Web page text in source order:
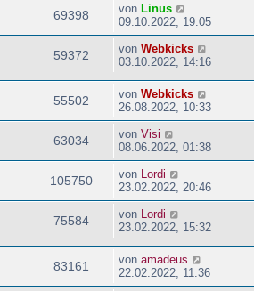
69398 von Linus
09.10.2022, 19:05
59372 von Webkicks
03.10.2022, 14:16
55502 von Webkicks
26.08.2022, 10:33
63034 von Visi
08.06.2022, 01:38
105750 von Lordi
23.02.2022, 20:46
75584 von Lordi
23.02.2022, 15:32
83161 von amadeus
22.02.2022, 11:36